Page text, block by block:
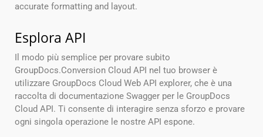
accurate formatting and layout.
Esplora API
Il modo più semplice per provare subito
GroupDocs.Conversion Cloud API nel tuo browser è
utilizzare GroupDocs Cloud Web API explorer, che è una
raccolta di documentazione Swagger per le GroupDocs
Cloud API. Ti consente di interagire senza sforzo e provare
ogni singola operazione le nostre API espone.